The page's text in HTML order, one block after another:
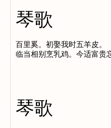
琴歌
百里奚。初娶我时五羊皮。
琴歌